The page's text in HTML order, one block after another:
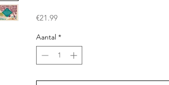
€21.99Prijs
Aantal *